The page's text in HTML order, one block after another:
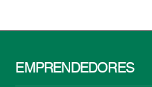
EMPRENDEDORES